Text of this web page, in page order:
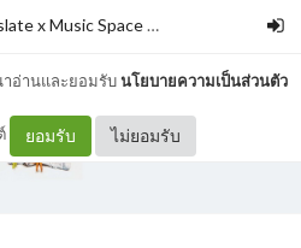
าอ่านและยอมรับนโยบายความเป็นส่วนตัว
ยอมรับ ไม่ยอมรับ
MaNoot Translate x Music Space #1 cocococoayeah